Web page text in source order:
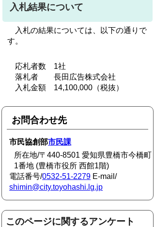
入札結果について
入札の結果については、以下の通りで
す。
応札者数 1社
落札者 長田広告株式会社
入札金額 14,100,000（税抜）
お問合わせ先
市民協創部市民課
所在地/〒440-8501 愛知県豊橋市今橋町
1番地 (豊橋市役所 西館1階)
電話番号/0532-51-2279 E-mail/
shimin@city.toyohashi.lg.jp
このページに関するアンケート